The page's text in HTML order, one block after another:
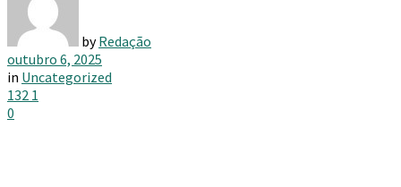
by Redação
outubro 6, 2025
in Uncategorized
132 1
0